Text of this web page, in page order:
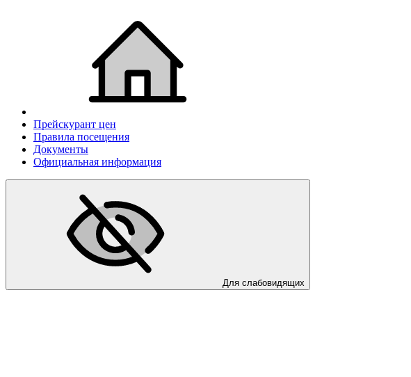
Прейскурант цен
Правила посещения
Документы
Официальная информация
Для слабовидящих